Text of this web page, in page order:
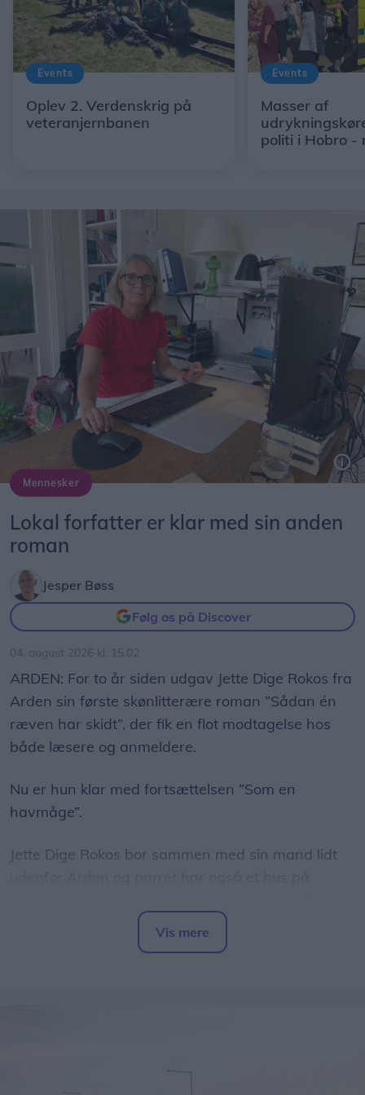
Events
Oplev 2. Verdenskrig på
veteranjernbanen
Events
Masser af
politi i Hobro -
Mennesker
Lokal forfatter er klar med sin anden
roman
Jesper Bøss
Følg os på Discover
04. august 2026 kl. 15.02
ARDEN: For to år siden udgav Jette Dige Rokos fra
Arden sin første skønlitterære roman ”Sådan én
ræven har skidt”, der fik en flot modtagelse hos
både læsere og anmeldere.
Nu er hun klar med fortsættelsen ”Som en
havmåge”.
Jette Dige Rokos bor sammen med sin mand lidt
Jette er uddannet i kunsthistorie fra Københavns
og for nogle år siden fik hun lyst til at kaste sig ud i
Vis mere